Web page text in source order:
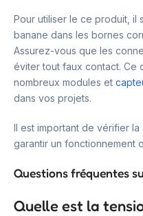
Pour utiliser le ce produit, il
banane dans les bornes
Assurez-vous que les
éviter tout faux contact. Ce
nombreux modules et
dans vos projets.
Il est important de vérifier
garantir un fonctionnement
Questions fréquentes
Quelle est la